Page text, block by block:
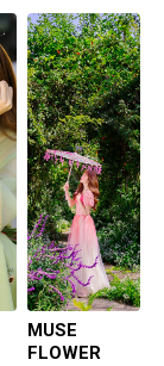
MUSE
FLOWER